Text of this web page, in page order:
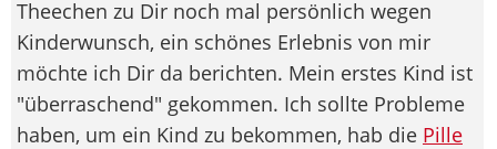
Theechen zu Dir noch mal persönlich wegen
Kinderwunsch, ein schönes Erlebnis von mir
möchte ich Dir da berichten. Mein erstes Kind ist
"überraschend" gekommen. Ich sollte Probleme
haben, um ein Kind zu bekommen, hab die Pille